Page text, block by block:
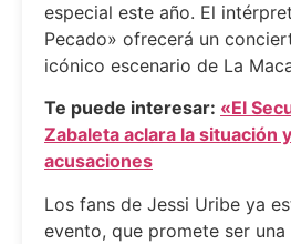
especial este año. El
Pecado» ofrecerá un
icónico escenario de La
Te puede interesar: «El
Zabaleta aclara la situación
acusaciones
Los fans de Jessi Uribe ya
evento, que promete ser